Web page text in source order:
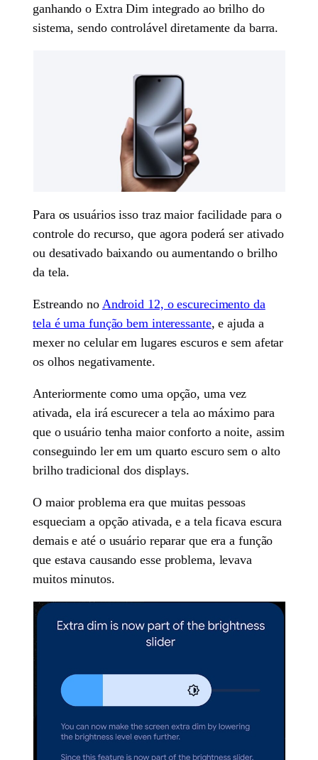
ganhando o Extra Dim integrado ao brilho do
sistema, sendo controlável diretamente da barra.
Para os usuários isso traz maior facilidade para o
controle do recurso, que agora poderá ser ativado
ou desativado baixando ou aumentando o brilho
da tela.
Estreando no Android 12, o escurecimento da
tela é uma função bem interessante, e ajuda a
mexer no celular em lugares escuros e sem afetar
os olhos negativamente.
Anteriormente como uma opção, uma vez
ativada, ela irá escurecer a tela ao máximo para
que o usuário tenha maior conforto a noite, assim
conseguindo ler em um quarto escuro sem o alto
brilho tradicional dos displays.
O maior problema era que muitas pessoas
esqueciam a opção ativada, e a tela ficava escura
demais e até o usuário reparar que era a função
que estava causando esse problema, levava
muitos minutos.